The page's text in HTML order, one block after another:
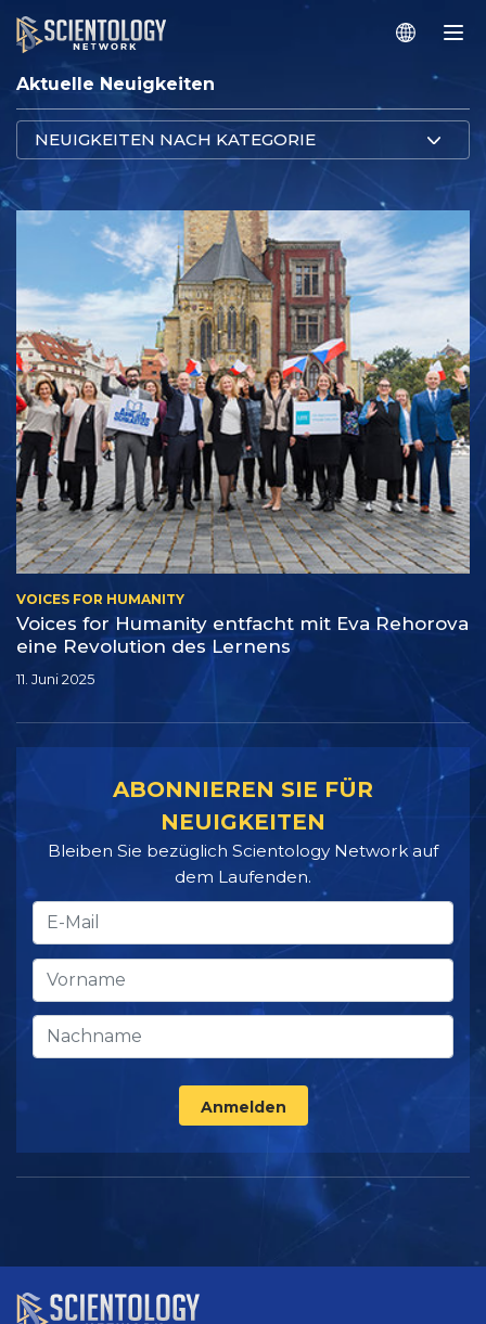
Aktuelle Neuigkeiten
NEUIGKEITEN NACH KATEGORIE
VOICES FOR HUMANITY
Voices for Humanity entfacht mit Eva Rehorova
eine Revolution des Lernens
11. Juni 2025
ABONNIEREN SIE FÜR
NEUIGKEITEN
Bleiben Sie bezüglich Scientology Network auf
dem Laufenden.
Anmelden